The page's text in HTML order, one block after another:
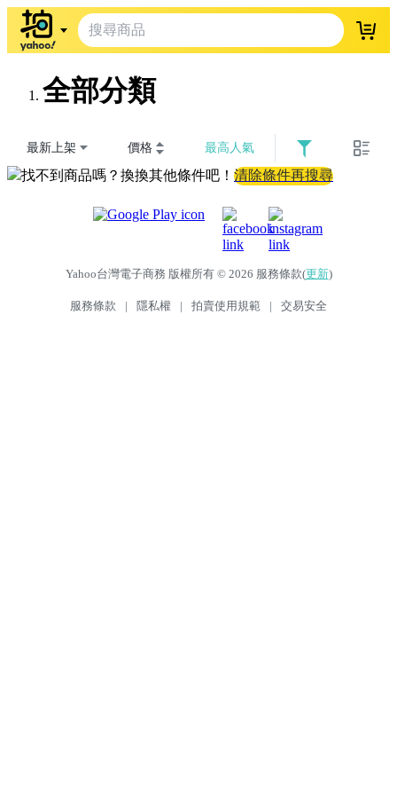
登入
全部分類
最新上架 價格 最高人氣
找不到商品嗎？換換其他條件吧！ 清除條件再搜尋
Yahoo台灣電子商務 版權所有 © 2026 服務條款(更新)
服務條款 | 隱私權 | 拍賣使用規範 | 交易安全